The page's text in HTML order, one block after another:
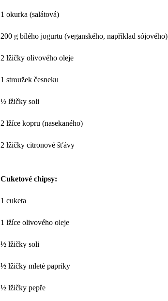
1 okurka (salátová)
200 g bílého jogurtu (veganského, například sójového)
2 lžičky olivového oleje
1 stroužek česneku
½ lžičky soli
2 lžíce kopru (nasekaného)
2 lžičky citronové šťávy
Cuketové chipsy:
1 cuketa
1 lžíce olivového oleje
½ lžičky soli
½ lžičky mleté papriky
½ lžičky pepře